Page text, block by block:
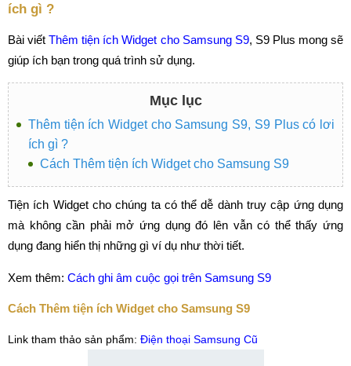
ích gì ?
Bài viếtThêm tiện ích Widget cho Samsung S9, S9 Plus mong sẽ
giúp ích bạn trong quá trình sử dụng.
Mục lục
Thêm tiện ích Widget cho Samsung S9, S9 Plus có lơi
ích gì ?
Cách Thêm tiện ích Widget cho Samsung S9
Tiện ích Widget cho chúng ta có thể dễ dành truy cập ứng dụng
mà không cần phải mở ứng dụng đó lên vẫn có thể thấy ứng
dụng đang hiển thị những gì ví dụ như thời tiết.
Xem thêm: Cách ghi âm cuộc gọi trên Samsung S9
Cách Thêm tiện ích Widget cho Samsung S9
Link tham thảo sản phẩm: Điện thoại Samsung Cũ